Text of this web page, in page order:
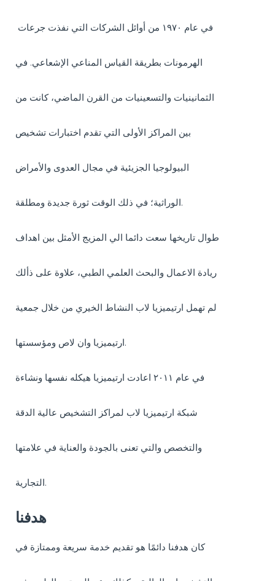
الهرمونات بطريقة القياس المناعي الإشعاعي. في
الثمانينيات والتسعينيات من القرن الماضي، كانت من
بين المراكز الأولى التي تقدم اختبارات تشخيص
البيولوجيا الجزيئية في مجال العدوى والأمراض
الوراثية؛ في ذلك الوقت ثورة جديدة ومطلقة.
طوال تاريخها سعت دائما الي المزيج الأمثل بين اهداف
ريادة الاعمال والبحث العلمي الطبي، علاوة على ذألك
لم تهمل ارتيميزيا لاب النشاط الخيري من خلال جمعية
ارتيميزيا وان لاص ومؤسستها.
في عام ٢٠١١ اعادت ارتيميزيا هيكله نفسها ونشاءة
شبكة ارتيميزيا لاب لمراكز التشخيص عالية الدقة
والتخصص والتي تعنى بالجودة والعناية في علامتها
التجارية.
هدفنا
كان هدفنا دائمًا هو تقديم خدمة سريعة وممتازة في